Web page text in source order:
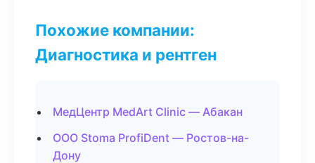
Похожие компании:
Диагностика и рентген
МедЦентр MedArt Clinic — Абакан
ООО Stoma ProfiDent — Ростов-на-
Дону